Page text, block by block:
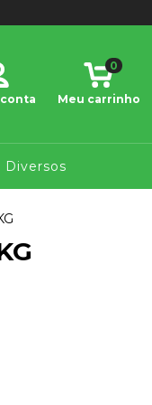
Meu carrinho
0
Diversos